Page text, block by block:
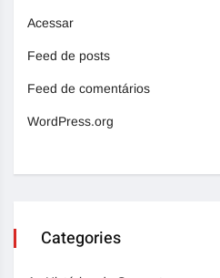
Acessar
Feed de posts
Feed de comentários
WordPress.org
Categories